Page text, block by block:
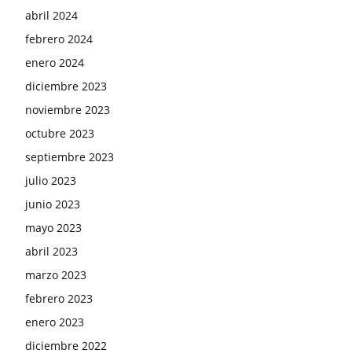
abril 2024
febrero 2024
enero 2024
diciembre 2023
noviembre 2023
octubre 2023
septiembre 2023
julio 2023
junio 2023
mayo 2023
abril 2023
marzo 2023
febrero 2023
enero 2023
diciembre 2022